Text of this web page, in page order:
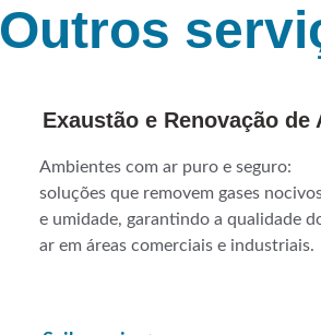
Outros
Exaustão e Renovação de
Ambientes com ar puro e seguro:
soluções que removem gases
e umidade, garantindo a qualidade
ar em áreas comerciais e industriais.